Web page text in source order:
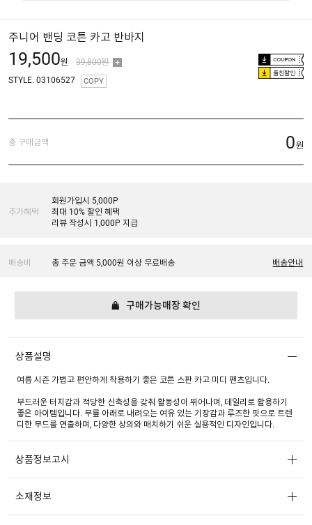
주니어 밴딩 코튼 카고 반바지
19,500원 39,800원
플친할인
STYLE. 03106527 COPY
총 구매금액 0원
추가혜택
회원가입시 5,000P
최대 10% 할인 혜택
리뷰 작성시 1,000P 지급
배송비 총 주문 금액 5,000원 이상 무료배송 배송안내
구매가능매장 확인
상품설명
여름 시즌 가볍고 편안하게 착용하기 좋은 코튼 스판 카고 미디 팬츠입니다.
부드러운 터치감과 적당한 신축성을 갖춰 활동성이 뛰어나며, 데일리로 활용하기
좋은 아이템입니다. 무릎 아래로 내려오는 여유 있는 기장감과 루즈한 핏으로 트렌
디한 무드를 연출하며, 다양한 상의와 매치하기 쉬운 실용적인 디자인입니다.
상품정보고시
소재정보